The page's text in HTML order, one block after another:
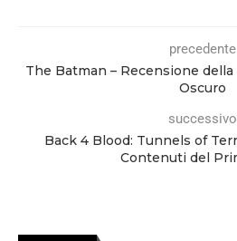
precedente
The Batman – Recensione
Oscuro
successivo
Back 4 Blood: Tunnels of
Contenuti del